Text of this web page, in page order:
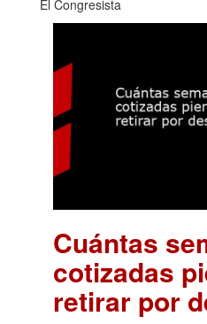
El Congresista
Cuántas
cotizadas
retirar por